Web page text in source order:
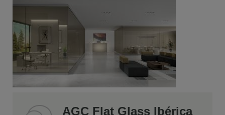
AGC Flat Glass Ibérica